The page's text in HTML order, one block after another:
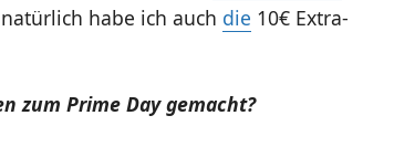
habe ich auch die 10€ Extra-
zum Prime Day gemacht?